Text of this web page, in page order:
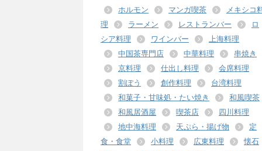
ホルモン
マンガ喫茶
メキシコ
理
ラーメン レストランバー
ロ
シア料理
ワインバー
上海料理
中国茶専門店
中華料理
串焼き
京料理
仕出し料理
会席料理
割ぽう
創作料理
台湾料理
和菓子・甘味処・たい焼き
和風喫茶
和風居酒屋
喫茶店
四川料理
地中海料理
天ぷら・揚げ物
定
食・食堂
小料理 広東料理
懐石